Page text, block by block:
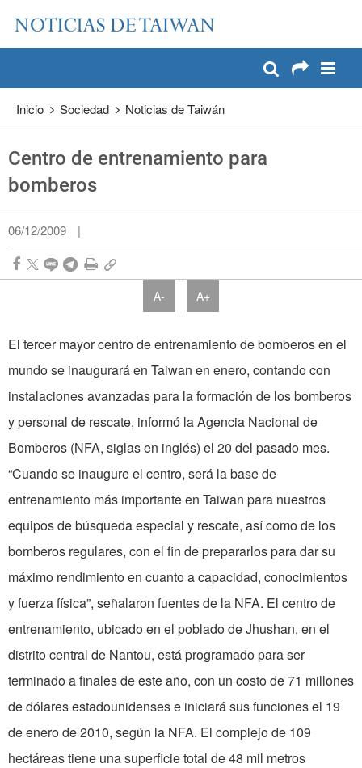
Pase a contenido principal
Inicio Sociedad Noticias de Taiwán
Centro de entrenamiento para
bomberos
06/12/2009 |
A- A+
El tercer mayor centro de entrenamiento de bomberos en el
mundo se inaugurará en Taiwan en enero, contando con
instalaciones avanzadas para la formación de los bomberos
y personal de rescate, informó la Agencia Nacional de
Bomberos (NFA, siglas en inglés) el 20 del pasado mes.
“Cuando se inaugure el centro, será la base de
entrenamiento más importante en Taiwan para nuestros
equipos de búsqueda especial y rescate, así como de los
bomberos regulares, con el fin de prepararlos para dar su
máximo rendimiento en cuanto a capacidad, conocimientos
y fuerza física”, señalaron fuentes de la NFA. El centro de
entrenamiento, ubicado en el poblado de Jhushan, en el
distrito central de Nantou, está programado para ser
terminado a finales de este año, con un costo de 71 millones
de dólares estadounidenses e iniciará sus funciones el 19
de enero de 2010, según la NFA. El complejo de 109
hectáreas tiene una superficie total de 48 mil metros